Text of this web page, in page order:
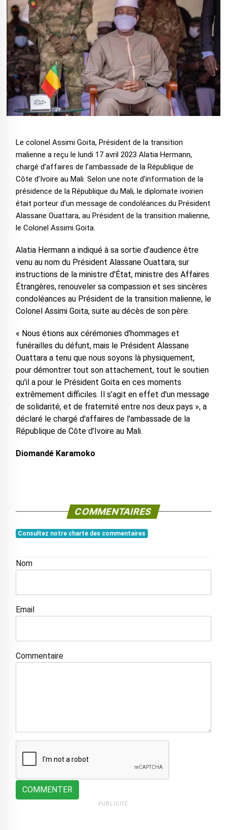
Le colonel Assimi Goita, Président de la transition
malienne a reçu le lundi 17 avril 2023 Alatia Hermann,
chargé d’affaires de l’ambassade de la République de
Côte d’Ivoire au Mali. Selon une note d’information de la
présidence de la République du Mali, le diplomate ivoirien
était porteur d’un message de condoléances du Président
Alassane Ouattara, au Président de la transition malienne,
le Colonel Assimi Goita.
Alatia Hermann a indiqué à sa sortie d’audience être
venu au nom du Président Alassane Ouattara, sur
instructions de la ministre d'État, ministre des Affaires
Étrangères, renouveler sa compassion et ses sincères
condoléances au Président de la transition malienne, le
Colonel Assimi Goita, suite au décès de son père.
« Nous étions aux cérémonies d'hommages et
funérailles du défunt, mais le Président Alassane
Ouattara a tenu que nous soyons là physiquement,
pour démontrer tout son attachement, tout le soutien
qu'il a pour le Président Goita en ces moments
extrêmement difficiles. Il s’agit en effet d'un message
de solidarité, et de fraternité entre nos deux pays », a
déclaré le chargé d'affaires de l'ambassade de la
République de Côte d’Ivoire au Mali.
Diomandé Karamoko
COMMENTAIRES
Consultez notre charte des commentaires
Nom
Email
Commentaire
COMMENTER
PUBLICITÉ